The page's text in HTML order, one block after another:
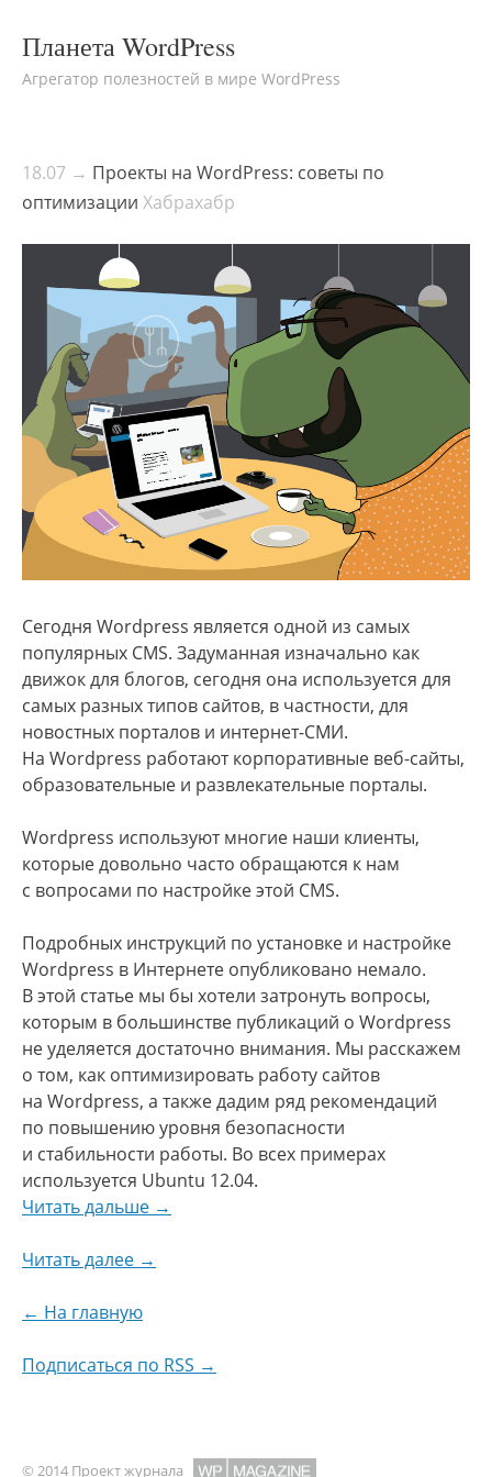
Планета WordPress
Агрегатор полезностей в мире WordPress
18.07 → Проекты на WordPress: советы по
оптимизации Хабрахабр
Сегодня Wordpress является одной из самых
популярных CMS. Задуманная изначально как
движок для блогов, сегодня она используется для
самых разных типов сайтов, в частности, для
новостных порталов и интернет-СМИ.
На Wordpress работают корпоративные веб-сайты,
образовательные и развлекательные порталы.
Wordpress используют многие наши клиенты,
которые довольно часто обращаются к нам
с вопросами по настройке этой CMS.
Подробных инструкций по установке и настройке
Wordpress в Интернете опубликовано немало.
В этой статье мы бы хотели затронуть вопросы,
которым в большинстве публикаций о Wordpress
не уделяется достаточно внимания. Мы расскажем
о том, как оптимизировать работу сайтов
на Wordpress, а также дадим ряд рекомендаций
по повышению уровня безопасности
и стабильности работы. Во всех примерах
используется Ubuntu 12.04.
Читать дальше →
Читать далее →
← На главную
Подписаться по RSS →
© 2014 Проект журнала